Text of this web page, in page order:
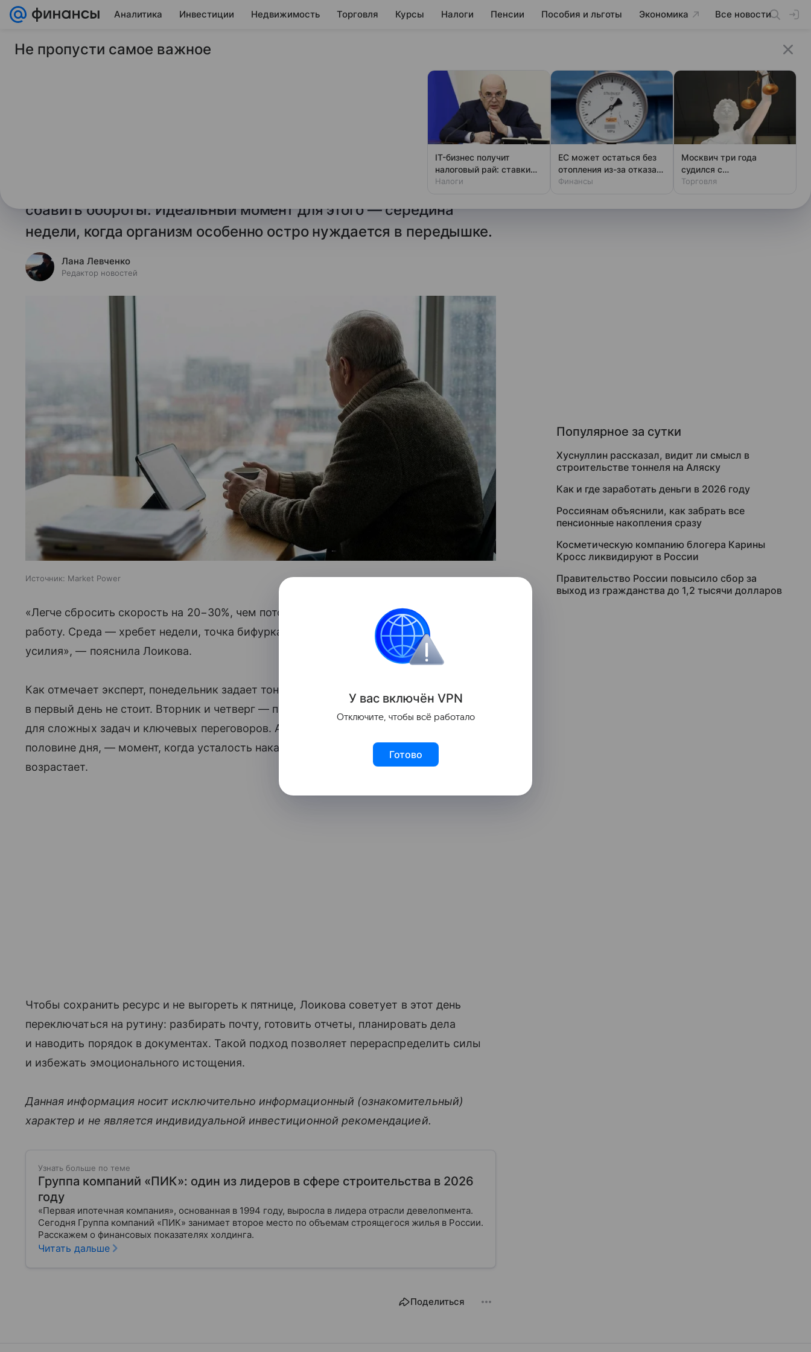
Аналитика Инвестиции Недвижимость Торговля Курсы Налоги Пенсии Пособия и льготы Экономика Все новости
9 мая 2026 Финансы Mail
Эксперт объяснила, как избежать
эффективности. Карьерный консультант и HR-эксперт Зулия
Лоикова уверена: чтобы не переделывать брак, лучше вовремя
сбавить обороты. Идеальный момент для этого — середина
недели, когда организм особенно остро нуждается в передышке.
Лана Левченко
Редактор новостей
Источник: Market Power
«Легче сбросить скорость на 20−30%, чем потом переделывать некачественную
работу. Среда — хребет недели, точка бифуркации. Она позволяет перераспределить
усилия», — пояснила Лоикова.
Как отмечает эксперт, понедельник задает тон всей неделе, поэтому расслабляться
в первый день не стоит. Вторник и четверг — пик продуктивности, время
для сложных задач и ключевых переговоров. А вот среда, особенно во второй
половине дня, — момент, когда усталость накапливается, и риск ошибок резко
возрастает.
Чтобы сохранить ресурс и не выгореть к пятнице, Лоикова советует в этот день
переключаться на рутину: разбирать почту, готовить отчеты, планировать дела
и наводить порядок в документах. Такой подход позволяет перераспределить силы
и избежать эмоционального истощения.
Данная информация носит исключительно информационный (ознакомительный)
характер и не является индивидуальной инвестиционной рекомендацией.
Узнать больше по теме
Группа компаний «ПИК»: один из лидеров в сфере строительства в 2026
году
«Первая ипотечная компания», основанная в 1994 году, выросла в лидера отрасли девелопмента.
Сегодня Группа компаний «ПИК» занимает второе место по объемам строящегося жилья в России.
Расскажем о финансовых показателях холдинга.
Читать дальше
Поделиться
Популярное за сутки
Хуснуллин рассказал, видит ли смысл в
строительстве тоннеля на Аляску
Как и где заработать деньги в 2026 году
Россиянам объяснили, как забрать все
пенсионные накопления сразу
Косметическую компанию блогера Карины
Кросс ликвидируют в России
Правительство России повысило сбор за
выход из гражданства до 1,2 тысячи долларов
Не пропусти самое важное
IT-бизнес получит
налоговый рай: ставки
снижают до 3%
Налоги
ЕС может остаться без
отопления из-за отказа
ФРГ закупать газ
Финансы
Москвич три года
судился с
маркетплейсом из-за
Торговля
У вас включён VPN
Отключите, чтобы всё работало
Готово